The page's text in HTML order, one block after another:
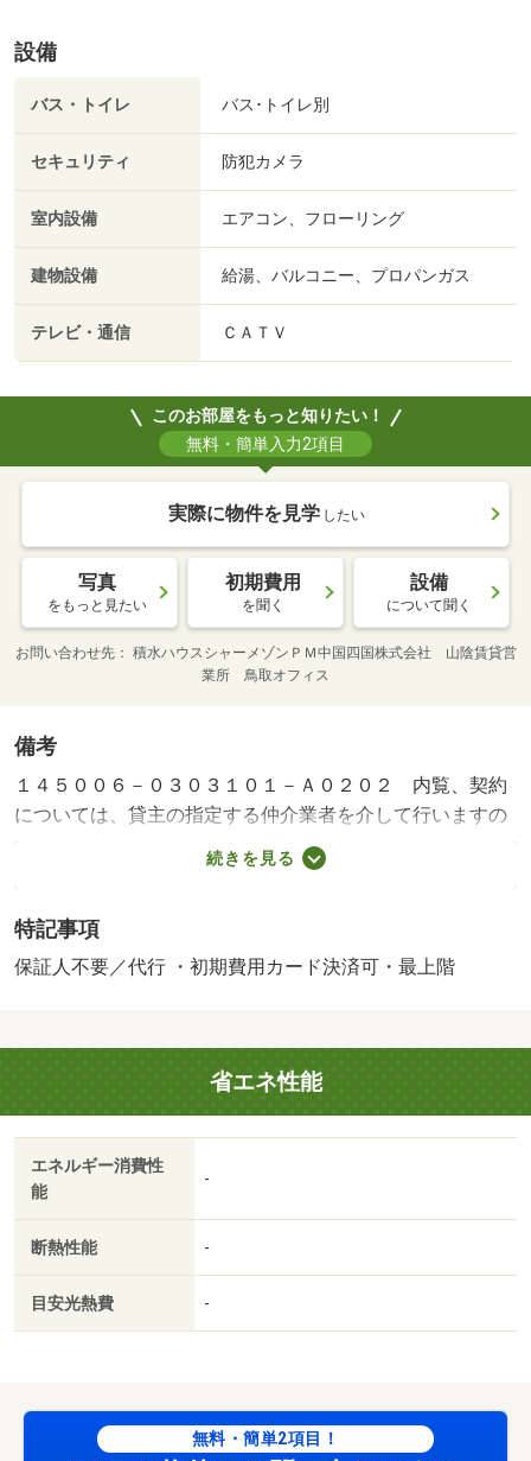
設備
バス・トイレ バス･トイレ別
セキュリティ 防犯カメラ
室内設備 エアコン、フローリング
建物設備 給湯、バルコニー、プロパンガス
テレビ・通信 ＣＡＴＶ
このお部屋をもっと知りたい！
無料・簡単入力2項目
実際に物件を見学 したい
写真
をもっと見たい
初期費用
を聞く
設備
について聞く
お問い合わせ先
積水ハウスシャーメゾンＰＭ中国四国株式会社 山陰賃貸営
業所 鳥取オフィス
備考
１４５００６－０３０３１０１－Ａ０２０２ 内覧、契約
については、貸主の指定する仲介業者を介して行いますの
で、所定の仲介手数料が必要となります。／シャーメゾン
ライフＳＵＰＰＯＲＴ２４（月額１，３２０円税込）加入
は配置イメージであり、賃貸物件には含まれません（家具
家電付等を除く）。 【間取り備考】ＤＫ６．２ 洋室
ャーメゾンライフＳＵＰＰＯＲＴ24月額/月 1320円/エアコ
ンクリーニング費用(退去時) 12320円/賃貸戸数:6戸/室内清
掃費用:62700円
続きを見る
特記事項
保証人不要／代行 ・初期費用カード決済可・最上階
省エネ性能
エネルギー消費性
能
-
断熱性能 -
目安光熱費 -
無料・簡単2項目！